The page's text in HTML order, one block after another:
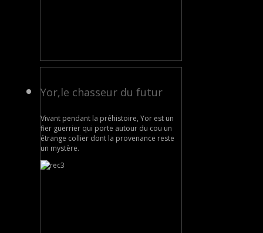
Yor,le chasseur du futur
Vivant pendant la préhistoire, Yor est un
fier guerrier qui porte autour du cou un
étrange collier dont la provenance reste
un mystère.